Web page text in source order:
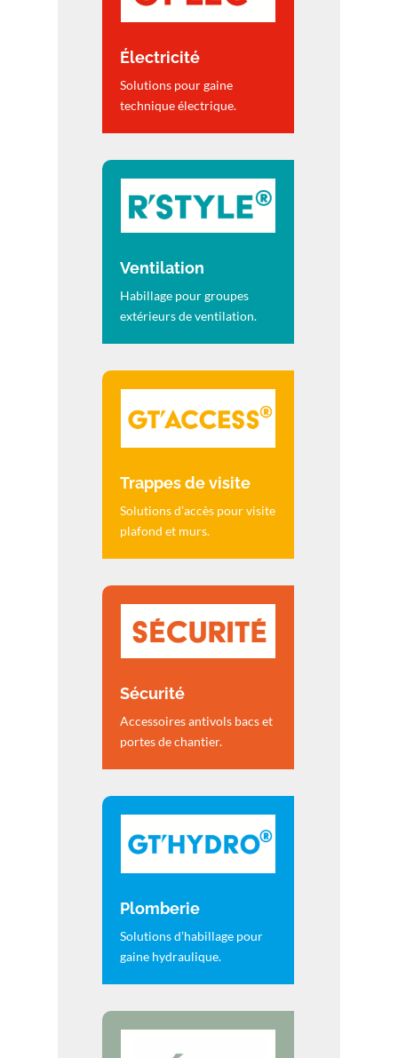
Électricité
Solutions pour gaine
technique électrique.
Ventilation
Habillage pour groupes
extérieurs de ventilation.
Trappes de visite
Solutions d’accès pour visite
plafond et murs.
Sécurité
Accessoires antivols bacs et
portes de chantier.
Plomberie
Solutions d’habillage pour
gaine hydraulique.